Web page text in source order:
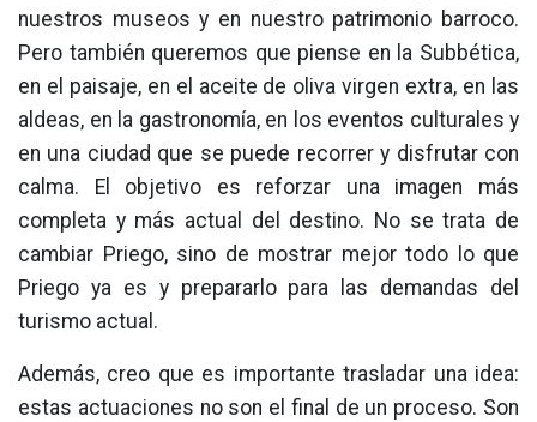
nuestros museos y en nuestro patrimonio barroco.
Pero también queremos que piense en la Subbética,
en el paisaje, en el aceite de oliva virgen extra, en las
aldeas, en la gastronomía, en los eventos culturales y
en una ciudad que se puede recorrer y disfrutar con
calma. El objetivo es reforzar una imagen más
completa y más actual del destino. No se trata de
cambiar Priego, sino de mostrar mejor todo lo que
Priego ya es y prepararlo para las demandas del
turismo actual.
Además, creo que es importante trasladar una idea:
estas actuaciones no son el final de un proceso. Son